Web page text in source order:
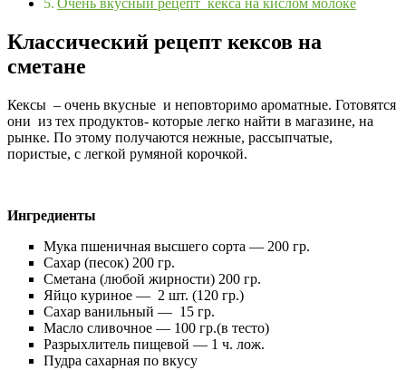
Очень вкусный рецепт кекса на кислом молоке
Классический рецепт кексов на
сметане
Кексы – очень вкусные и неповторимо ароматные. Готовятся
они из тех продуктов- которые легко найти в магазине, на
рынке. По этому получаются нежные, рассыпчатые,
пористые, с легкой румяной корочкой.
Ингредиенты
Мука пшеничная высшего сорта — 200 гр.
Сахар (песок) 200 гр.
Сметана (любой жирности) 200 гр.
Яйцо куриное — 2 шт. (120 гр.)
Сахар ванильный — 15 гр.
Масло сливочное — 100 гр.(в тесто)
Разрыхлитель пищевой — 1 ч. лож.
Пудра сахарная по вкусу